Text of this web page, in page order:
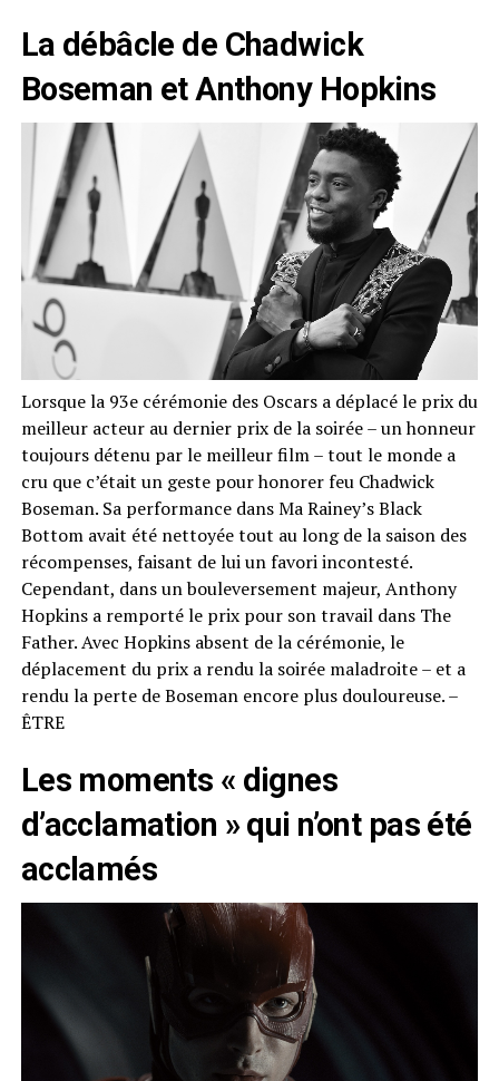
La débâcle de Chadwick
Boseman et Anthony Hopkins
Lorsque la 93e cérémonie des Oscars a déplacé le prix du
meilleur acteur au dernier prix de la soirée – un honneur
toujours détenu par le meilleur film – tout le monde a
cru que c’était un geste pour honorer feu Chadwick
Boseman. Sa performance dans Ma Rainey’s Black
Bottom avait été nettoyée tout au long de la saison des
récompenses, faisant de lui un favori incontesté.
Cependant, dans un bouleversement majeur, Anthony
Hopkins a remporté le prix pour son travail dans The
Father. Avec Hopkins absent de la cérémonie, le
déplacement du prix a rendu la soirée maladroite – et a
rendu la perte de Boseman encore plus douloureuse. –
ÊTRE
Les moments « dignes
d’acclamation » qui n’ont pas été
acclamés